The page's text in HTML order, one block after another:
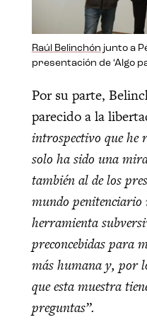
Raúl Belinchón junto a
presentación de ‘Algo
Por su parte,
parecido a la
introspectivo que he
solo ha sido una
también al de los
mundo penitenciario
herramienta
preconcebidas para
más humana y, por
que esta muestra
preguntas”.